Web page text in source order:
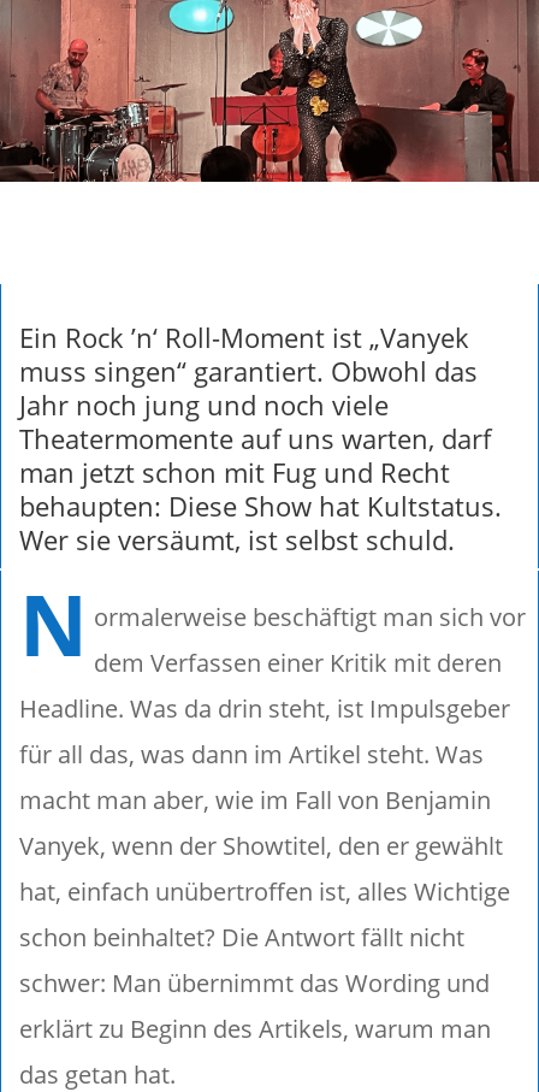
Ein Rock ’n‘ Roll-Moment ist „Vanyek
muss singen“ garantiert. Obwohl das
Jahr noch jung und noch viele
Theatermomente auf uns warten, darf
man jetzt schon mit Fug und Recht
behaupten: Diese Show hat Kultstatus.
Wer sie versäumt, ist selbst schuld.
N ormalerweise beschäftigt man sich vor
dem Verfassen einer Kritik mit deren
Headline. Was da drin steht, ist Impulsgeber
für all das, was dann im Artikel steht. Was
macht man aber, wie im Fall von Benjamin
Vanyek, wenn der Showtitel, den er gewählt
hat, einfach unübertroffen ist, alles Wichtige
schon beinhaltet? Die Antwort fällt nicht
schwer: Man übernimmt das Wording und
erklärt zu Beginn des Artikels, warum man
das getan hat.